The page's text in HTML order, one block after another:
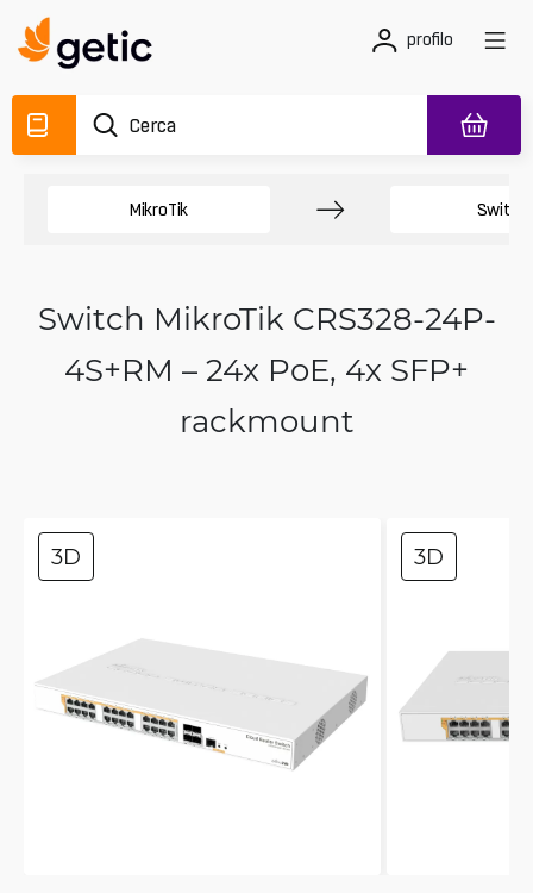
profilo
MikroTik Switch
Switch MikroTik CRS328-24P-
4S+RM – 24x PoE, 4x SFP+
rackmount
3D 3D